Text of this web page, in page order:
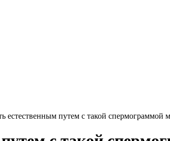
естественным путем с такой спермограммой